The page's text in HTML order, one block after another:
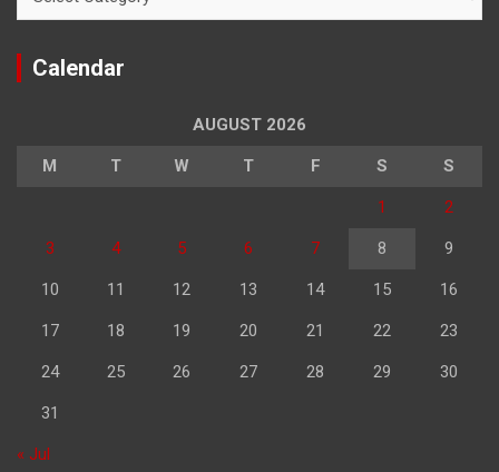
Calendar
AUGUST 2026
M T W T F S S
1 2
3 4 5 6 7 8 9
10 11 12 13 14 15 16
17 18 19 20 21 22 23
24 25 26 27 28 29 30
31
« Jul